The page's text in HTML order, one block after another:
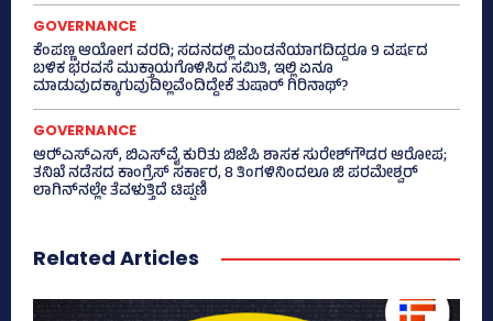
GOVERNANCE
ಕೆಂಪಣ್ಣ ಆಯೋಗ ವರದಿ; ಸದನದಲ್ಲಿ ಮಂಡನೆಯಾಗದಿದ್ದರೂ 9 ವರ್ಷದ
ಬಳಿಕ ಭರವಸೆ ಮುಕ್ತಾಯಗೊಳಿಸಿದ ಸಮಿತಿ, ಇಲ್ಲಿ ಏನೂ
ಮಾಡುವುದಕ್ಕಾಗುವುದಿಲ್ಲವೆಂದಿದ್ದೇಕೆ ತುಷಾರ್ ಗಿರಿನಾಥ್?
GOVERNANCE
ಆರ್‍‌ಎಸ್‌ಎಸ್‌, ಬಿಎಸ್‌ವೈ ಕುರಿತು ಬಿಜೆಪಿ ಶಾಸಕ ಸುರೇಶ್‌ಗೌಡರ ಆರೋಪ;
ತನಿಖೆ ನಡೆಸದ ಕಾಂಗ್ರೆಸ್‌ ಸರ್ಕಾರ, 8 ತಿಂಗಳಿನಿಂದಲೂ ಜಿ ಪರಮೇಶ್ವರ್
ಲಾಗಿನ್‌ನಲ್ಲೇ ತೆವಳುತ್ತಿದೆ ಟಿಪ್ಪಣಿ
Related Articles